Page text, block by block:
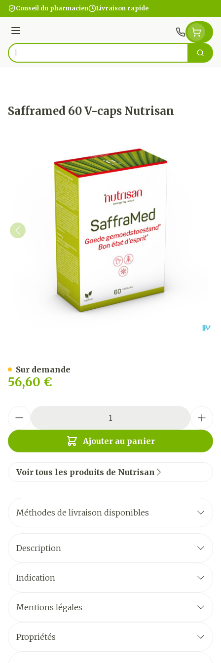
Aller au contenu
Conseil du pharmacien Livraison rapide
Menu
Rechercher
Safframed 60 V-caps Nutrisan
56,60 €
Ajouter au panier
Sur demande
Voir tous les produits de Nutrisan
Méthodes de livraison disponibles
Description
Indication
Mentions légales
Propriétés